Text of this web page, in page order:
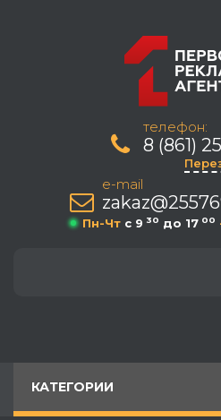
телефон:
8 (861)
e-mail
Пн-Чт c 9 30 до 17 00
КАТЕГОРИИ